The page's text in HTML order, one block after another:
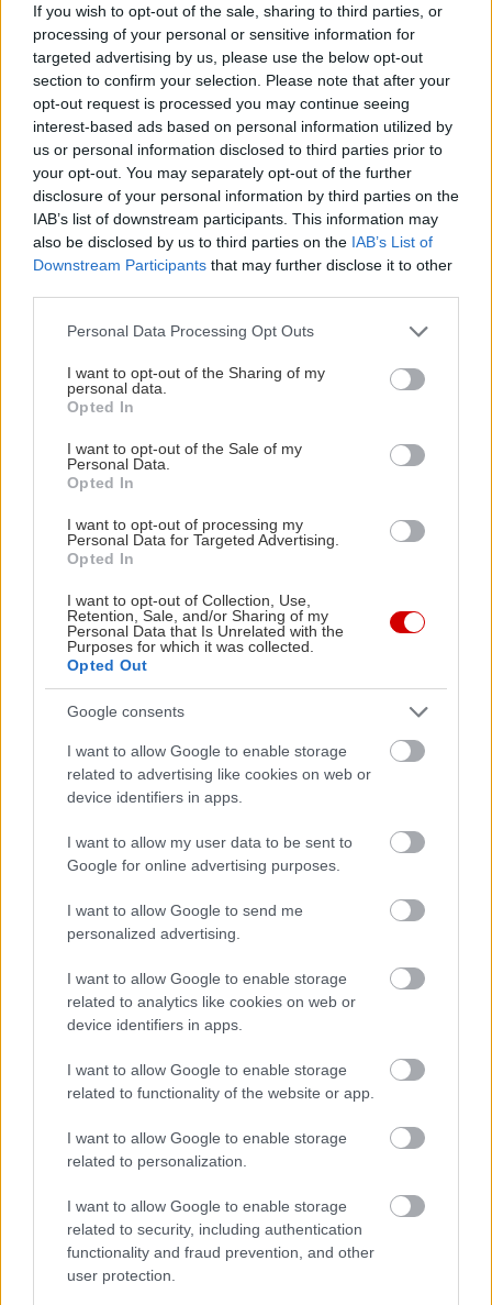
If you wish to opt-out of the sale, sharing to third parties, or
processing of your personal or sensitive information for
targeted advertising by us, please use the below opt-out
section to confirm your selection. Please note that after your
opt-out request is processed you may continue seeing
interest-based ads based on personal information utilized by
us or personal information disclosed to third parties prior to
your opt-out. You may separately opt-out of the further
disclosure of your personal information by third parties on the
IAB’s list of downstream participants. This information may
also be disclosed by us to third parties on the IAB’s List of
Downstream Participants that may further disclose it to other
Please note that this website/app uses one or more Google
not limited to your visit or usage behaviour. You may click to
grant or deny consent to Google and its third-party tags to
use your data for below specified purposes in below Google
consent section.
Personal Data Processing Opt Outs
I want to opt-out of the Sharing of my
personal data.
Opted In
I want to opt-out of the Sale of my
Personal Data.
Opted In
I want to opt-out of processing my
Personal Data for Targeted Advertising.
Opted In
I want to opt-out of Collection, Use,
Retention, Sale, and/or Sharing of my
Personal Data that Is Unrelated with the
Purposes for which it was collected.
Opted Out
Google consents
I want to allow Google to enable storage
related to advertising like cookies on web or
device identifiers in apps.
I want to allow my user data to be sent to
Google for online advertising purposes.
I want to allow Google to send me
personalized advertising.
I want to allow Google to enable storage
related to analytics like cookies on web or
device identifiers in apps.
I want to allow Google to enable storage
related to functionality of the website or app.
I want to allow Google to enable storage
related to personalization.
I want to allow Google to enable storage
related to security, including authentication
functionality and fraud prevention, and other
user protection.
θα τη βρεις στα φαρμακεία είτε μόνη της είτε σε
συνδυασμό με κάποιο χαλαρωτικό βότανο (π.χ.
βαλεριάνα).
Συνδύασέ τα με ένα καλό βιβλίο και φτιάξε μια
μίνι ρουτίνα πριν πέσεις για ύπνο.
Διαβάστε επίσης